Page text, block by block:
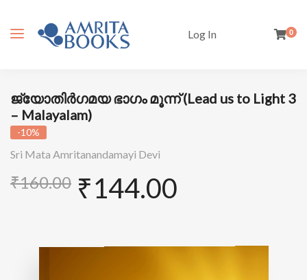
Log In 0
ജ്യോതിർഗമയ ഭാഗം മൂന്ന് (Lead us to Light 3
– Malayalam)
-10%
Sri Mata Amritanandamayi Devi
₹160.00 ₹144.00